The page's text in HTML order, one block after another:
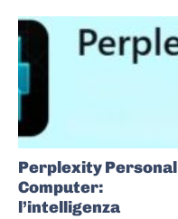
Perplexity Personal
Computer:
l’intelligenza